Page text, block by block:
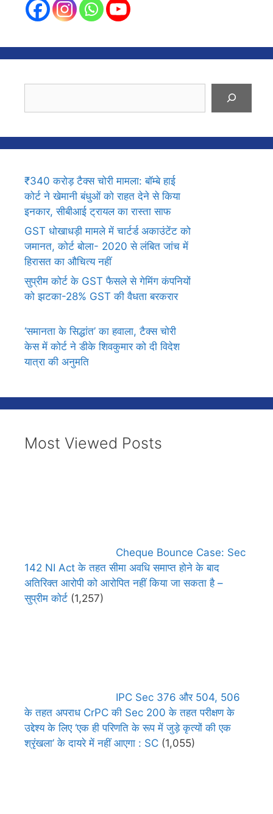
₹340 करोड़ टैक्स चोरी मामला: बॉम्बे हाई
कोर्ट ने खेमानी बंधुओं को राहत देने से किया
इनकार, सीबीआई ट्रायल का रास्ता साफ
GST धोखाधड़ी मामले में चार्टर्ड अकाउंटेंट को
जमानत, कोर्ट बोला- 2020 से लंबित जांच में
हिरासत का औचित्य नहीं
सुप्रीम कोर्ट के GST फैसले से गेमिंग कंपनियों
को झटका-28% GST की वैधता बरकरार
‘समानता के सिद्धांत’ का हवाला, टैक्स चोरी
केस में कोर्ट ने डीके शिवकुमार को दी विदेश
यात्रा की अनुमति
Most Viewed Posts
Cheque Bounce Case: Sec
142 NI Act के तहत सीमा अवधि समाप्त होने के बाद
अतिरिक्त आरोपी को आरोपित नहीं किया जा सकता है –
सुप्रीम कोर्ट (1,257)
IPC Sec 376 और 504, 506
के तहत अपराध CrPC की Sec 200 के तहत परीक्षण के
उद्देश्य के लिए ‘एक ही परिणति के रूप में जुड़े कृत्यों की एक
श्रृंखला’ के दायरे में नहीं आएगा : SC (1,055)